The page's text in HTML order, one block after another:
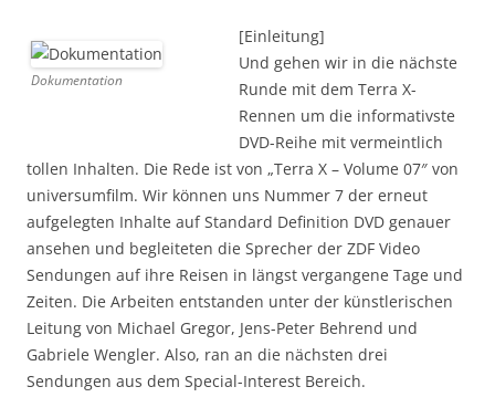
Dokumentation
[Einleitung]
Und gehen wir in die nächste
Runde mit dem Terra X-
Rennen um die informativste
DVD-Reihe mit vermeintlich
tollen Inhalten. Die Rede ist von „Terra X – Volume 07″ von
universumfilm. Wir können uns Nummer 7 der erneut
aufgelegten Inhalte auf Standard Definition DVD genauer
ansehen und begleiteten die Sprecher der ZDF Video
Sendungen auf ihre Reisen in längst vergangene Tage und
Zeiten. Die Arbeiten entstanden unter der künstlerischen
Leitung von Michael Gregor, Jens-Peter Behrend und
Gabriele Wengler. Also, ran an die nächsten drei
Sendungen aus dem Special-Interest Bereich.